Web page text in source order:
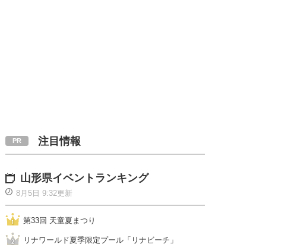
注目情報
山形県イベントランキング
8月5日 9:32更新
第33回 天童夏まつり
リナワールド夏季限定プール「リナビーチ」